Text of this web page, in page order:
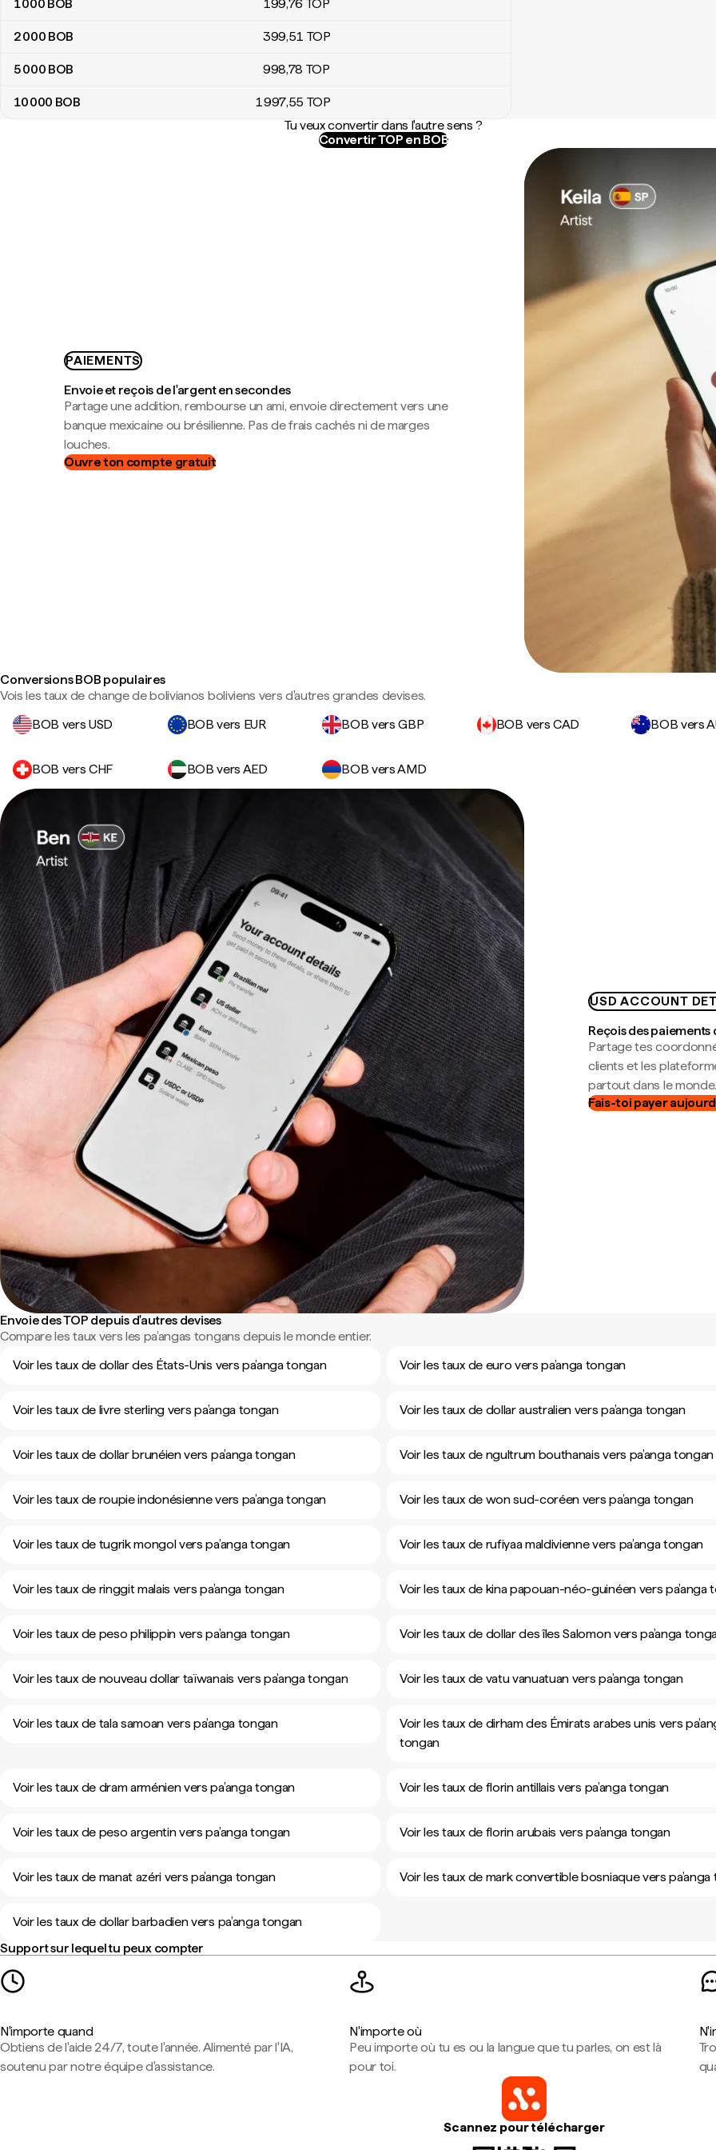
1 000 BOB 199,76 TOP
2 000 BOB 399,51 TOP
5 000 BOB 998,78 TOP
10 000 BOB 1 997,55 TOP
Tu veux convertir dans l'autre sens ?
Convertir TOP en BOB
PAIEMENTS
Envoie et reçois de l'argent en secondes
Partage une addition, rembourse un ami, envoie directement vers une
banque mexicaine ou brésilienne. Pas de frais cachés ni de marges
louches.
Ouvre ton compte gratuit
Conversions BOB populaires
Vois les taux de change de bolivianos boliviens vers d'autres grandes devises.
BOB vers USD
BOB vers EUR BOB vers GBP BOB vers CAD BOB vers
BOB vers CHF BOB vers AED BOB vers AMD
USD ACCOUNT
Reçois des
Partage tes
clients et les
partout dans le monde.
Fais-toi payer
Envoie des TOP depuis d'autres devises
Compare les taux vers les pa’angas tongans depuis le monde entier.
Voir les taux de dollar des États-Unis vers pa’anga tongan
Voir les taux de euro vers pa’anga tongan
Voir les taux de livre sterling vers pa’anga tongan Voir les taux de dollar australien vers pa’anga tongan
Voir les taux de dollar brunéien vers pa’anga tongan Voir les taux de ngultrum bouthanais vers pa’anga tongan
Voir les taux de roupie indonésienne vers pa’anga tongan Voir les taux de won sud-coréen vers pa’anga tongan
Voir les taux de tugrik mongol vers pa’anga tongan Voir les taux de rufiyaa maldivienne vers pa’anga tongan
Voir les taux de ringgit malais vers pa’anga tongan Voir les taux de kina papouan-néo-guinéen vers pa’anga
Voir les taux de peso philippin vers pa’anga tongan Voir les taux de dollar des îles Salomon vers pa’anga
Voir les taux de nouveau dollar taïwanais vers pa’anga tongan Voir les taux de vatu vanuatuan vers pa’anga tongan
Voir les taux de tala samoan vers pa’anga tongan
Voir les taux de dirham des Émirats arabes unis vers
tongan
Voir les taux de dram arménien vers pa’anga tongan Voir les taux de florin antillais vers pa’anga tongan
Voir les taux de peso argentin vers pa’anga tongan Voir les taux de florin arubais vers pa’anga tongan
Voir les taux de manat azéri vers pa’anga tongan Voir les taux de mark convertible bosniaque vers
Voir les taux de dollar barbadien vers pa’anga tongan
Support sur lequel tu peux compter
N'importe quand
Obtiens de l'aide 24/7, toute l'année. Alimenté par l'IA,
soutenu par notre équipe d'assistance.
N'importe où
Peu importe où tu es ou la langue que tu parles, on est là
pour toi.
Scannez pour télécharger